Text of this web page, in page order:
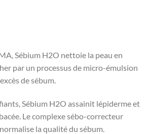
Sébium H2O nettoie la peau en
par un processus de micro-émulsion
de sébum.
Sébium H2O assainit lépiderme et
Le complexe sébo-correcteur
la qualité du sébum.